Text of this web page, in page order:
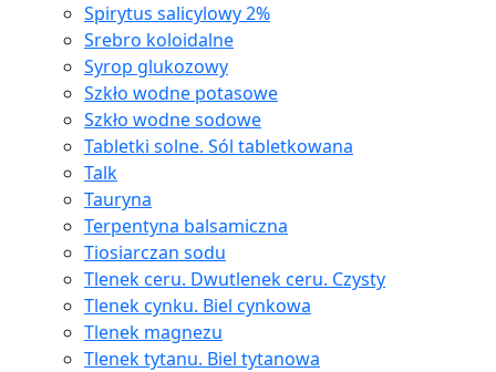
Spirytus salicylowy 2%
Srebro koloidalne
Syrop glukozowy
Szkło wodne potasowe
Szkło wodne sodowe
Tabletki solne. Sól tabletkowana
Talk
Tauryna
Terpentyna balsamiczna
Tiosiarczan sodu
Tlenek ceru. Dwutlenek ceru. Czysty
Tlenek cynku. Biel cynkowa
Tlenek magnezu
Tlenek tytanu. Biel tytanowa